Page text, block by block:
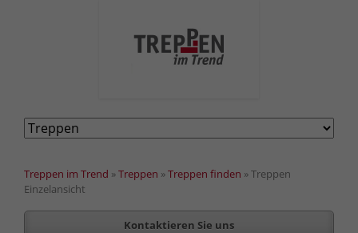
Navigation
überspringen
Treppen im Trend »Treppen »Treppen finden »Treppen
Einzelansicht
Kontaktieren Sie uns